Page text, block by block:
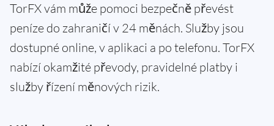
TorFX vám může pomoci bezpečně převést
peníze do zahraničí v 24 měnách. Služby jsou
dostupné online, v aplikaci a po telefonu. TorFX
nabízí okamžité převody, pravidelné platby i
služby řízení měnových rizik.